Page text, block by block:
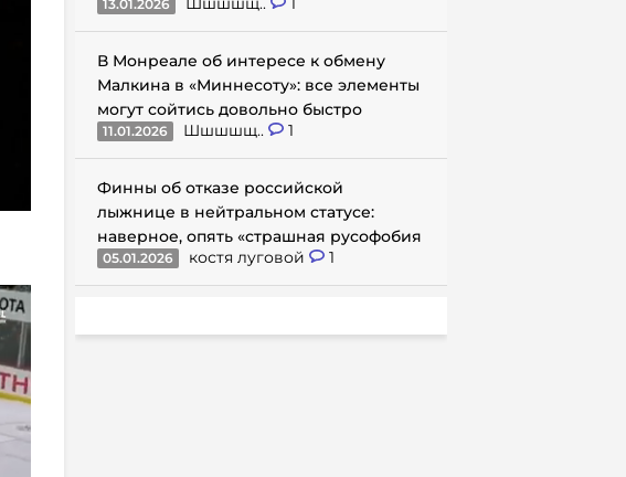
13.01.2026
В Монреале об интересе к обмену
Малкина в «Миннесоту»: все элементы
могут сойтись довольно быстро
11.01.2026 Шшшшщ.. 1
Финны об отказе российской
лыжнице в нейтральном статусе:
наверное, опять «страшная русофобия
05.01.2026 костя луговой 1